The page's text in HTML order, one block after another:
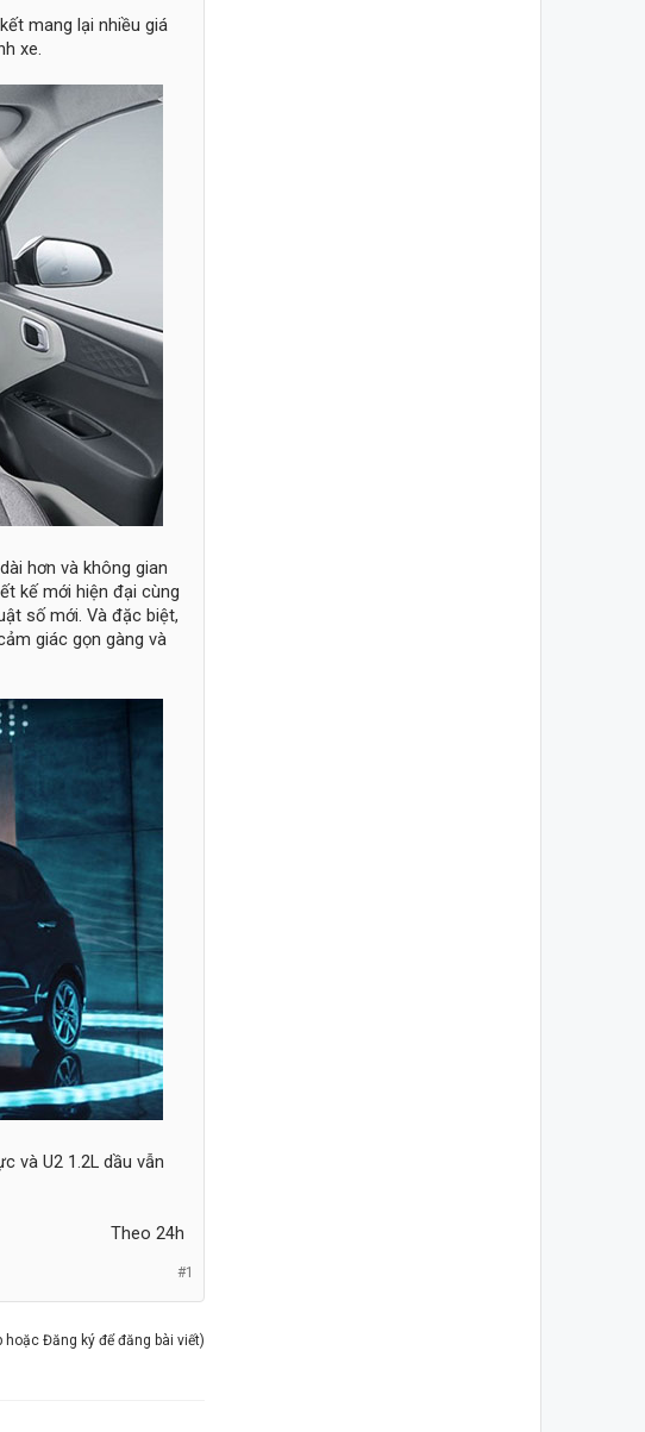
mang lại nhiều giá
xe.
hơn và không gian
kế mới hiện đại cùng
số mới. Và đặc biệt,
giác gọn gàng và
và U2 1.2L dầu vẫn
Theo 24h​
#1
hoặc Đăng ký để đăng bài viết)